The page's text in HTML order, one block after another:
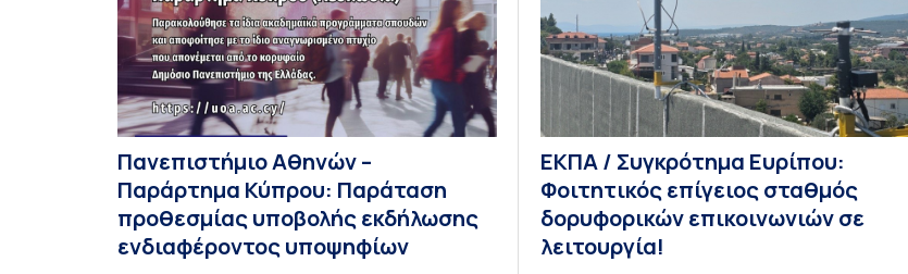
Πανεπιστήμιο Αθηνών –
Παράρτημα Κύπρου: Παράταση
προθεσμίας υποβολής εκδήλωσης
ενδιαφέροντος υποψηφίων
ΕΚΠΑ / Συγκρότημα Ευρίπου:
Φοιτητικός επίγειος σταθμός
δορυφορικών επικοινωνιών σε
λειτουργία!